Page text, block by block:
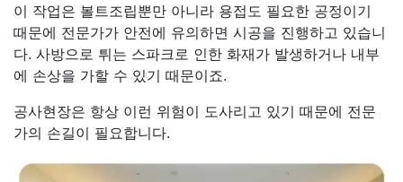
이 작업은 볼트조립뿐만 아니라 용접도 필요한 공정이기
때문에 전문가가 안전에 유의하면 시공을 진행하고 있습니
다. 사방으로 튀는 스파크로 인한 화재가 발생하거나 내부
에 손상을 가할 수 있기 때문이죠.
공사현장은 항상 이런 위험이 도사리고 있기 때문에 전문
가의 손길이 필요합니다.